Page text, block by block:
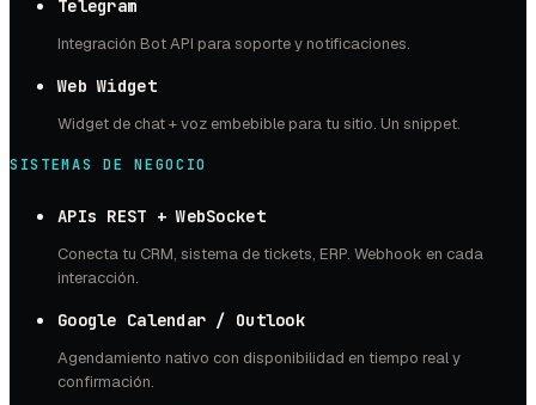
Telegram
Integración Bot API para soporte y notificaciones.
Web Widget
Widget de chat + voz embebible para tu sitio. Un snippet.
SISTEMAS DE NEGOCIO
APIs REST + WebSocket
Conecta tu CRM, sistema de tickets, ERP. Webhook en cada
interacción.
Google Calendar / Outlook
Agendamiento nativo con disponibilidad en tiempo real y
confirmación.